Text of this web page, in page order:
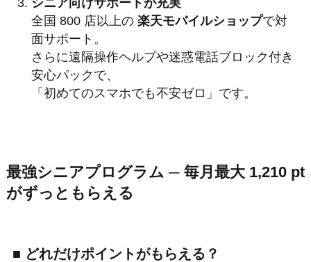
全国 800 店以上の 楽天モバイルショップで対
面サポート。
さらに遠隔操作ヘルプや迷惑電話ブロック付き
安心パックで、
「初めてのスマホでも不安ゼロ」です。
最強シニアプログラム ─ 毎月 最大 1,210 pt
がずっともらえる
■ どれだけポイントがもらえる？